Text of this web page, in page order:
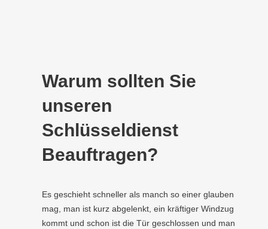
Warum sollten Sie
unseren
Schlüsseldienst
Beauftragen?
Es geschieht schneller als manch so einer glauben
mag, man ist kurz abgelenkt, ein kräftiger Windzug
kommt und schon ist die Tür geschlossen und man